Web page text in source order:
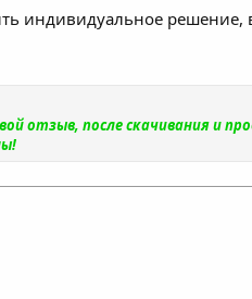
индивидуальное решение,
отзыв, после скачивания и